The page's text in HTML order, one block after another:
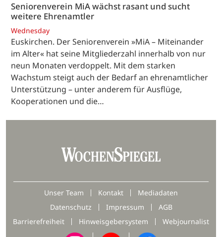
Seniorenverein MiA wächst rasant und sucht
weitere Ehrenamtler
Wednesday
Euskirchen. Der Seniorenverein »MiA – Miteinander
im Alter« hat seine Mitgliederzahl innerhalb von nur
neun Monaten verdoppelt. Mit dem starken
Wachstum steigt auch der Bedarf an ehrenamtlicher
Unterstützung – unter anderem für Ausflüge,
Kooperationen und die…
Unser Team Kontakt
Mediadaten
Datenschutz
Impressum
AGB
Barrierefreiheit
Hinweisgebersystem Webjournalist